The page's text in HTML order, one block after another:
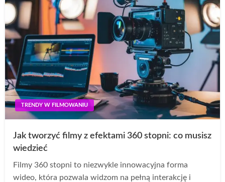
TRENDY W FILMOWANIU
Jak tworzyć filmy z efektami 360 stopni: co musisz
wiedzieć
Filmy 360 stopni to niezwykle innowacyjna forma
wideo, która pozwala widzom na pełną interakcję i